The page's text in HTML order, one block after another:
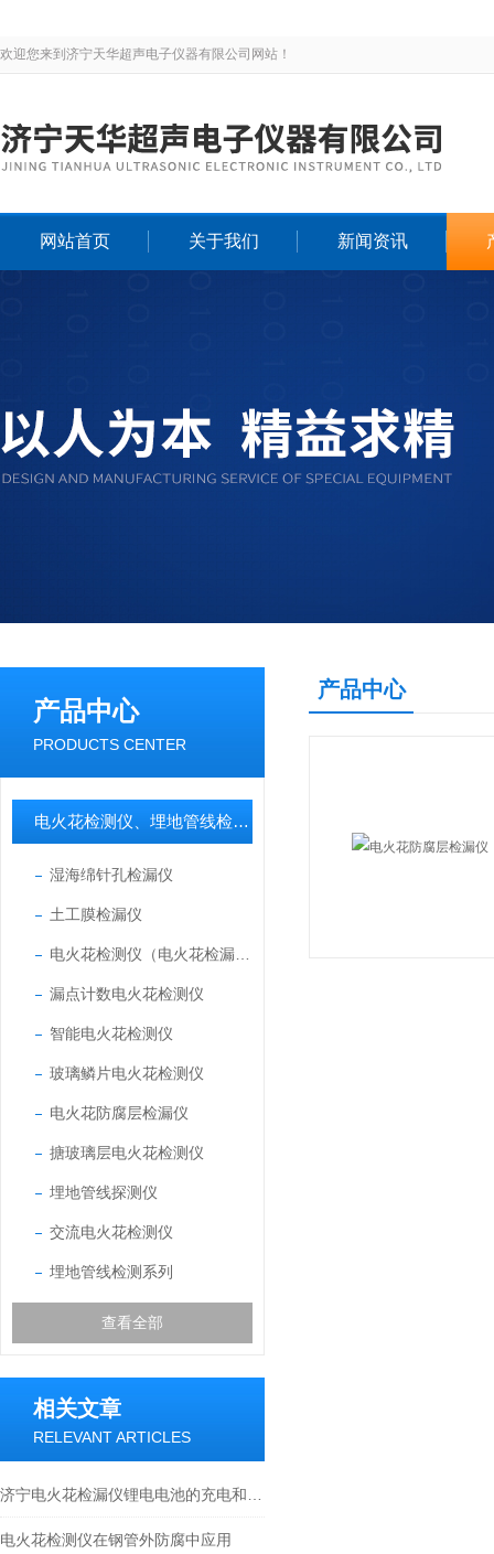
欢迎您来到济宁天华超声电子仪器有限公司网站！
网站首页 关于我们 新闻资讯
产品中心
PRODUCTS CENTER
电火花检测仪、埋地管线检测仪
湿海绵针孔检漏仪
土工膜检漏仪
漏点计数电火花检测仪
智能电火花检测仪
玻璃鳞片电火花检测仪
电火花防腐层检漏仪
搪玻璃层电火花检测仪
埋地管线探测仪
交流电火花检测仪
埋地管线检测系列
查看全部
相关文章
RELEVANT ARTICLES
电火花检测仪在钢管外防腐中应用
产品中心